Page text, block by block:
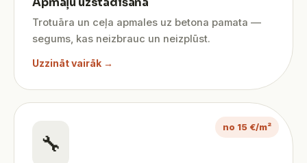
Trotuāra un ceļa apmales uz betona pamata —
segums, kas neizbrauc un neizplūst.
Uzzināt vairāk →
no 15 €/m²
🔧